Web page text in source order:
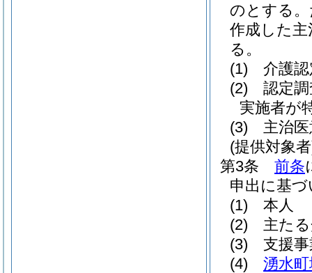
のとする。
作成した
る。
(1)
介護
(2)
認定
実施者が
(3)
主治
(提供対象
第3条
前条
申出に基
(1)
本人
(2)
主た
(3)
支援
(4)
湧水